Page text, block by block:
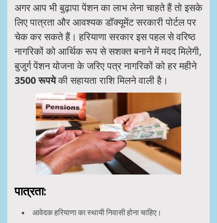
अगर आप भी बुढ़ापा पेंशन का लाभ लेना चाहते हैं तो इसके
लिए पात्रता और आवश्यक डॉक्यूमेंट सरकारी पोर्टल पर
चेक कर सकते हैं। हरियाणा सरकार इस पहल से वरिष्ठ
नागरिकों को आर्थिक रूप से सशक्त बनाने में मदद मिलेगी,
बुजुर्ग पेंशन योजना के जरिए पत्र नागरिकों को हर महीने
3500 रूपयेकी सहायता राशि मिलने वाली है।
पात्रता:
आवेदक हरियाणा का स्थायी निवासी होना चाहिए।